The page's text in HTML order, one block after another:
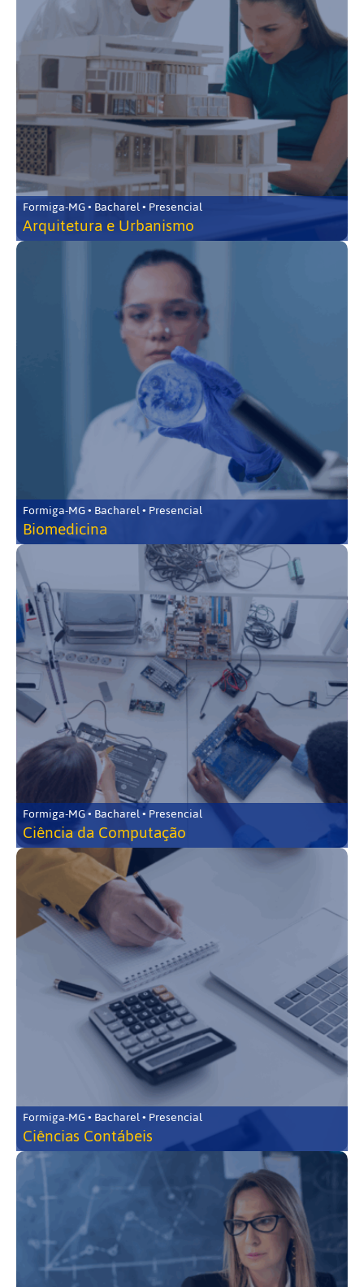
Formiga-MG • Bacharel • Presencial
Arquitetura e Urbanismo
Formiga-MG • Bacharel • Presencial
Biomedicina
Formiga-MG • Bacharel • Presencial
Ciência da Computação
Formiga-MG • Bacharel • Presencial
Ciências Contábeis